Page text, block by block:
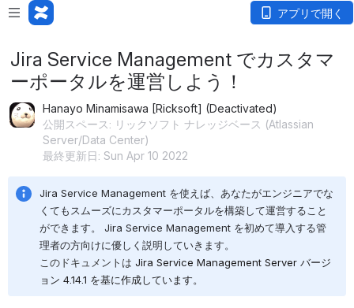
アプリで開く
Jira Service Management でカスタマ
ーポータルを運営しよう！
Hanayo Minamisawa [Ricksoft] (Deactivated)
公開スペース: リックソフト ナレッジベース (Atlassian
Server/Data Center)
最終更新日: Sun Apr 10 2022
Jira Service Management を使えば、あなたがエンジニアでな
くてもスムーズにカスタマーポータルを構築して運営すること
ができます。 Jira Service Management を初めて導入する管
理者の方向けに優しく説明していきます。
このドキュメントは Jira Service Management Server バージ
ョン 4.14.1 を基に作成しています。